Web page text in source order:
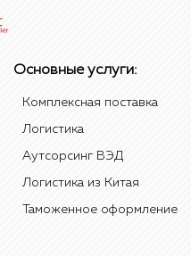
Основные услуги:
Комплексная поставка
Логистика
Аутсорсинг ВЭД
Логистика из Китая
Таможенное оформление